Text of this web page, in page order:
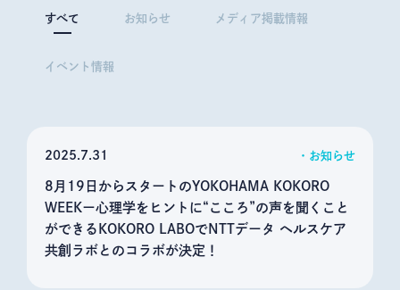
すべて お知らせ メディア掲載情報
イベント情報
2025 7.31 お知らせ
8月19日からスタートのYOKOHAMA KOKORO
WEEKー心理学をヒントに“こころ”の声を聞くこと
ができるKOKORO LABOでNTTデータ ヘルスケア
共創ラボとのコラボが決定！